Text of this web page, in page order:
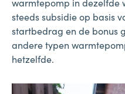
steeds subsidie op basis
startbedrag en de bonus
andere typen
hetzelfde.